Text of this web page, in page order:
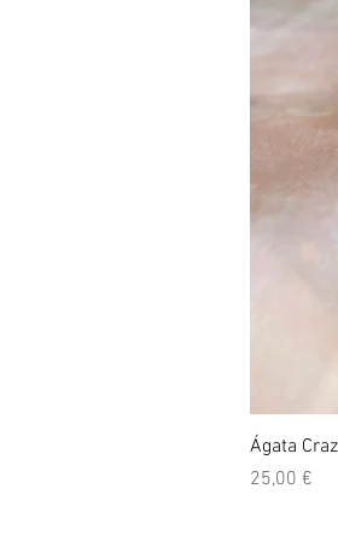
Ágata
Preço
25,00 €